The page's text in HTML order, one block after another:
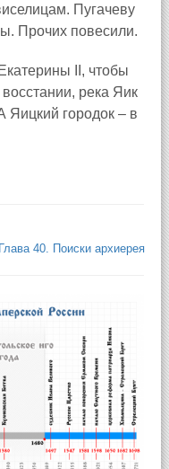
Пугачеву
Прочих повесили.
II, чтобы
река Яик
городок – в
Глава 40. Поиски архиерея